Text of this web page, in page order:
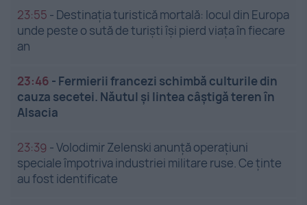
23:55 - Destinația turistică mortală: locul din Europa
unde peste o sută de turiști își pierd viața în fiecare
an
23:46 - Fermierii francezi schimbă culturile din
cauza secetei. Năutul și lintea câștigă teren în
Alsacia
23:39 -Volodimir Zelenski anunță operațiuni
speciale împotriva industriei militare ruse. Ce ținte
au fost identificate